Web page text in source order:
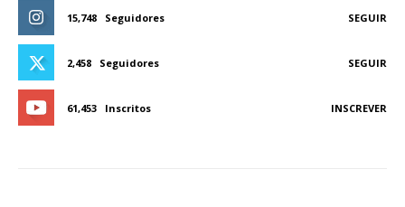
15,748 Seguidores SEGUIR
2,458 Seguidores SEGUIR
61,453 Inscritos INSCREVER